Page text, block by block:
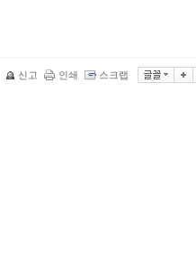
신고 인쇄 스크랩